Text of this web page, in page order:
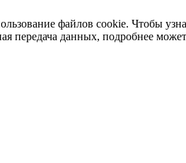
файлов cookie. Чтобы
передача данных, подробнее